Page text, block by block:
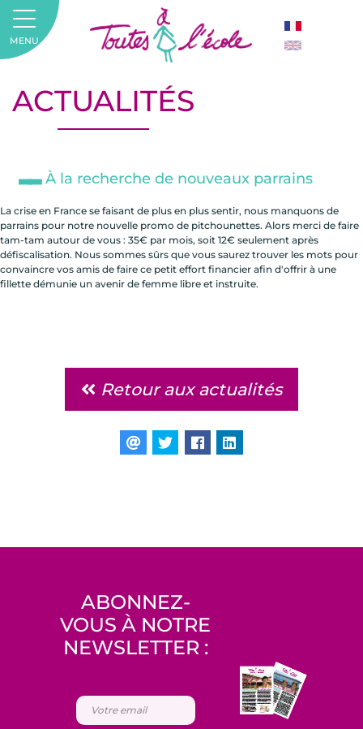
ACTUALITÉS
À la recherche de nouveaux parrains
La crise en France se faisant de plus en plus sentir, nous manquons de
parrains pour notre nouvelle promo de pitchounettes. Alors merci de faire
tam-tam autour de vous : 35€ par mois, soit 12€ seulement après
défiscalisation. Nous sommes sûrs que vous saurez trouver les mots pour
convaincre vos amis de faire ce petit effort financier afin d'offrir à une
fillette démunie un avenir de femme libre et instruite.
Retour aux actualités
ABONNEZ-
VOUS À NOTRE
NEWSLETTER :
MENU